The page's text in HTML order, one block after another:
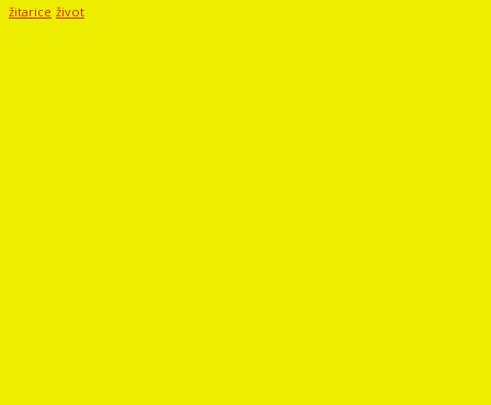
žitarice život